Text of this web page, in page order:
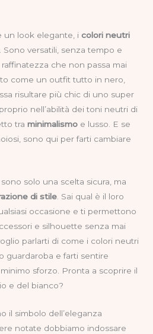
un look elegante, i colori neutri
versatili, senza tempo e
che non passa mai
come un outfit tutto in nero,
risultare più chic di uno super
nell’abilità dei toni neutri di
tra minimalismo e lusso. E se
sono qui per farti cambiare
solo una scelta sicura, ma
di stile. Sai qual è il loro
occasione e ti permettono
e silhouette senza mai
parlarti di come i colori neutri
guardaroba e farti sentire
sforzo. Pronta a scoprire il
e del bianco?
il simbolo dell’eleganza
notate dobbiamo indossare